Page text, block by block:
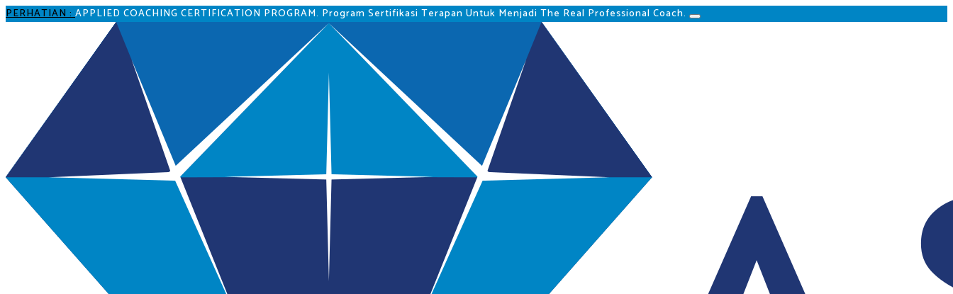
PERHATIAN :APPLIED COACHING CERTIFICATION PROGRAM. Program Sertifikasi Terapan Untuk Menjadi The Real Professional Coach.